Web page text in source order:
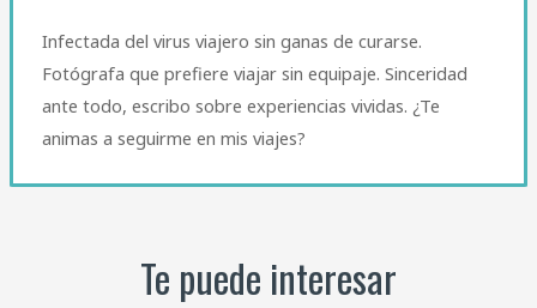
Infectada del virus viajero sin ganas de curarse.
Fotógrafa que prefiere viajar sin equipaje. Sinceridad
ante todo, escribo sobre experiencias vividas. ¿Te
animas a seguirme en mis viajes?
Te puede interesar